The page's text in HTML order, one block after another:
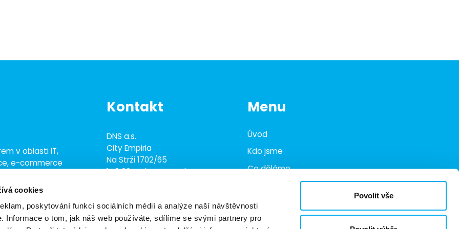
cookies
poskytování funkcí sociálních médií a analýze naší návštěvnosti
Informace o tom, jak náš web používáte, sdílíme se svými partnery pro
Povolit vše
v oblasti IT,
e-commerce
Kontakt
DNS a.s.
City Empiria
Na Strži 1702/65
140 00 Praha 4 - Nusle
dns@dns.cz
Menu
Úvod
Kdo jsme
Co děláme
Marketplace
Kariéra